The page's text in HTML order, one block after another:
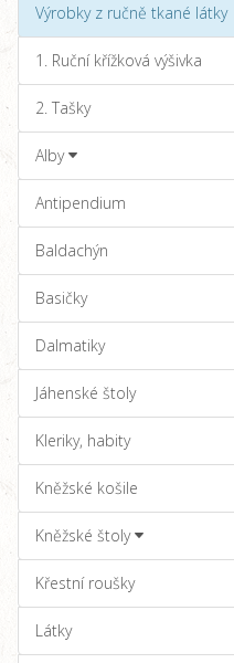
Výrobky z ručně tkané látky
1. Ruční křížková výšivka
2. Tašky
Alby
Antipendium
Baldachýn
Basičky
Dalmatiky
Jáhenské štoly
Kleriky, habity
Kněžské košile
Kněžské štoly
Křestní roušky
Látky